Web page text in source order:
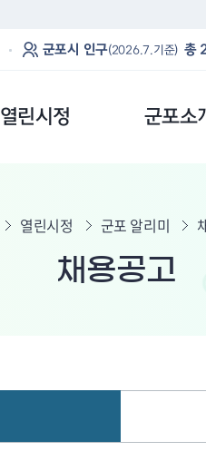
군포시 인구(2026.7.기준) 총
열린시정 군포소
열린시정 군포 알리미
채용공고